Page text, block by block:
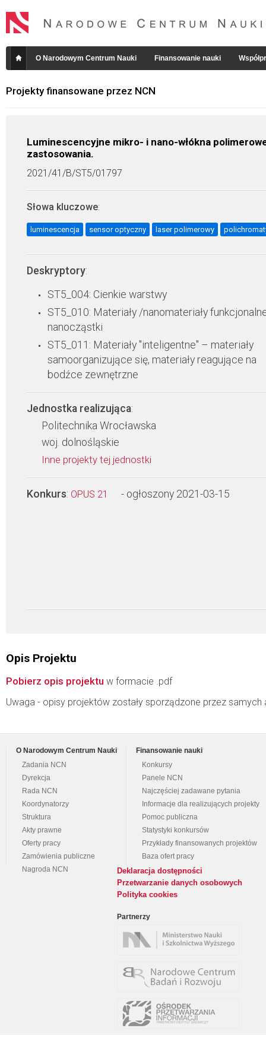
O Narodowym Centrum Nauki Finansowanie nauki
Projekty finansowane przez NCN
Luminescencyjne mikro- i nano-włókna
zastosowania.
2021/41/B/ST5/01797
Słowa kluczowe:
luminescencja sensor optyczny laser polimerowy
Deskryptory:
ST5_004: Cienkie warstwy
ST5_010: Materiały /nanomateriały
nanocząstki
ST5_011: Materiały "inteligentne" – materiały
samoorganizujące się, materiały reagujące na
bodźce zewnętrzne
Jednostka realizująca:
Politechnika Wrocławska
woj. dolnośląskie
Inne projekty tej jednostki
Konkurs: OPUS 21 - ogłoszony 2021-03-15
Opis Projektu
Pobierz opis projektu w formacie .pdf
Uwaga - opisy projektów zostały sporządzone przez
O Narodowym Centrum Nauki
Zadania NCN
Dyrekcja
Rada NCN
Koordynatorzy
Struktura
Akty prawne
Oferty pracy
Zamówienia publiczne
Nagroda NCN
Finansowanie nauki
Konkursy
Panele NCN
Najczęściej zadawane pytania
Informacje dla realizujących projekty
Pomoc publiczna
Statystyki konkursów
Przykłady finansowanych projektów
Baza ofert pracy
Deklaracja dostępności
Przetwarzanie danych osobowych
Polityka cookies
Partnerzy